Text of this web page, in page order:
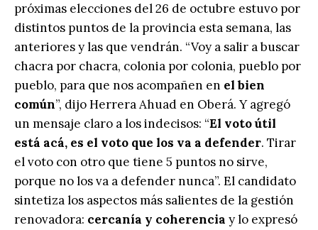
próximas elecciones del 26 de octubre estuvo por
distintos puntos de la provincia esta semana, las
anteriores y las que vendrán. “Voy a salir a buscar
chacra por chacra, colonia por colonia, pueblo por
pueblo, para que nos acompañen en el bien
común”, dijo Herrera Ahuad en Oberá. Y agregó
un mensaje claro a los indecisos: “El voto útil
está acá, es el voto que los va a defender. Tirar
el voto con otro que tiene 5 puntos no sirve,
porque no los va a defender nunca”. El candidato
sintetiza los aspectos más salientes de la gestión
renovadora: cercanía y coherencia y lo expresó